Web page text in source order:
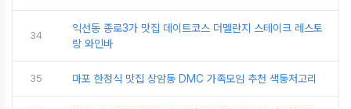
34
익선동 종로3가 맛집 데이트코스 더멜란지 스테이크 레스토
랑 와인바
35 마포 한정식 맛집 상암동 DMC 가족모임 추천 색동저고리